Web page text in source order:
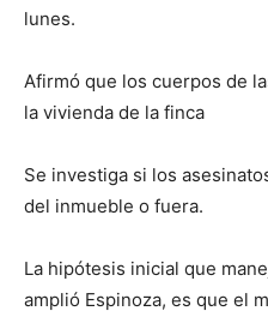
lunes.
Afirmó que los cuerpos de
la vivienda de la finca
Se investiga si los
del inmueble o fuera.
La hipótesis inicial que
amplió Espinoza, es que el